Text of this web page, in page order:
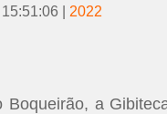
| 2022
a